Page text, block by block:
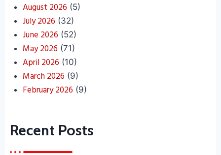
August 2026 (5)
July 2026 (32)
June 2026 (52)
May 2026 (71)
April 2026 (10)
March 2026 (9)
February 2026 (9)
Recent Posts